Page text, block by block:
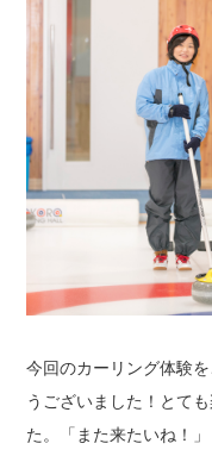
今回のカーリング体験
うございました！ とて
た。
「また来たいね！